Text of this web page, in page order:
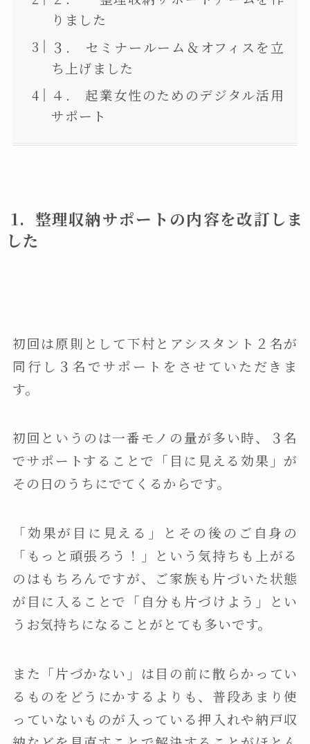
りました
３. セミナールーム＆オフィスを立
ち上げました
４. 起業女性のためのデジタル活用
サポート
1. 整理収納サポートの内容を改訂しま
した
初回は原則として下村とアシスタント２名が
同行し３名でサポートをさせていただきま
す。
初回というのは一番モノの量が多い時、３名
でサポートすることで「目に見える効果」が
その日のうちにでてくるからです。
「効果が目に見える」とその後のご自身の
「もっと頑張ろう！」という気持ちも上がる
のはもちろんですが、ご家族も片づいた状態
が目に入ることで「自分も片づけよう」とい
うお気持ちになることがとても多いです。
また「片づかない」は目の前に散らかってい
るものをどうにかするよりも、普段あまり使
っていないものが入っている押入れや納戸収